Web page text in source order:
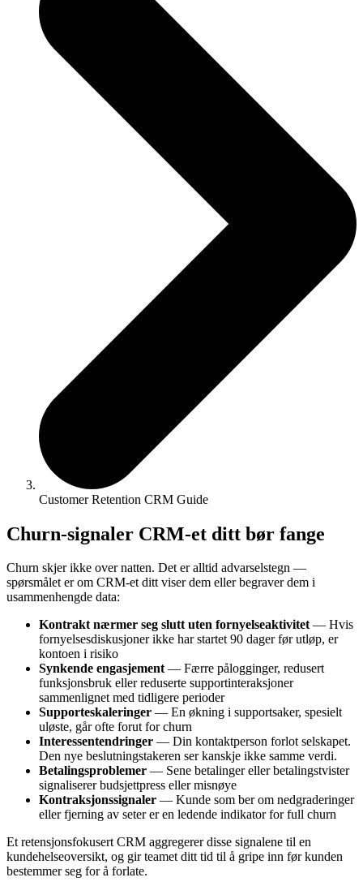
Customer Retention CRM Guide
Churn-signaler CRM-et ditt bør fange
Churn skjer ikke over natten. Det er alltid advarselstegn —
spørsmålet er om CRM-et ditt viser dem eller begraver dem i
usammenhengde data:
Kontrakt nærmer seg slutt uten fornyelseaktivitet— Hvis
fornyelsesdiskusjoner ikke har startet 90 dager før utløp, er
kontoen i risiko
Synkende engasjement— Færre pålogginger, redusert
funksjonsbruk eller reduserte supportinteraksjoner
sammenlignet med tidligere perioder
Supporteskaleringer — En økning i supportsaker, spesielt
uløste, går ofte forut for churn
Interessentendringer — Din kontaktperson forlot selskapet.
Den nye beslutningstakeren ser kanskje ikke samme verdi.
Betalingsproblemer — Sene betalinger eller betalingstvister
signaliserer budsjettpress eller misnøye
Kontraksjonssignaler — Kunde som ber om nedgraderinger
eller fjerning av seter er en ledende indikator for full churn
Et retensjonsfokusert CRM aggregerer disse signalene til en
kundehelseoversikt, og gir teamet ditt tid til å gripe inn før kunden
bestemmer seg for å forlate.